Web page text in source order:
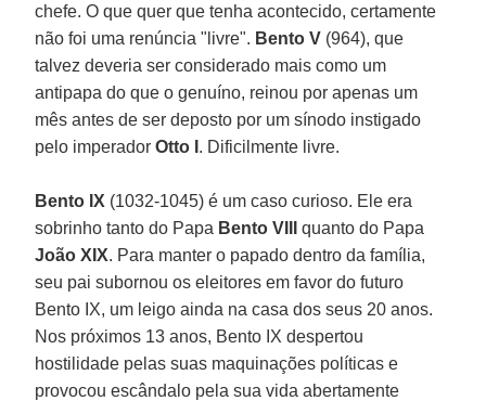
chefe. O que quer que tenha acontecido, certamente
não foi uma renúncia "livre". Bento V (964), que
talvez deveria ser considerado mais como um
antipapa do que o genuíno, reinou por apenas um
mês antes de ser deposto por um sínodo instigado
pelo imperadorOtto I . Dificilmente livre.
Bento IX (1032-1045) é um caso curioso. Ele era
sobrinho tanto do Papa Bento VIIIquanto do Papa
João XIX. Para manter o papado dentro da família,
seu pai subornou os eleitores em favor do futuro
Bento IX, um leigo ainda na casa dos seus 20 anos.
Nos próximos 13 anos, Bento IX despertou
hostilidade pelas suas maquinações políticas e
provocou escândalo pela sua vida abertamente